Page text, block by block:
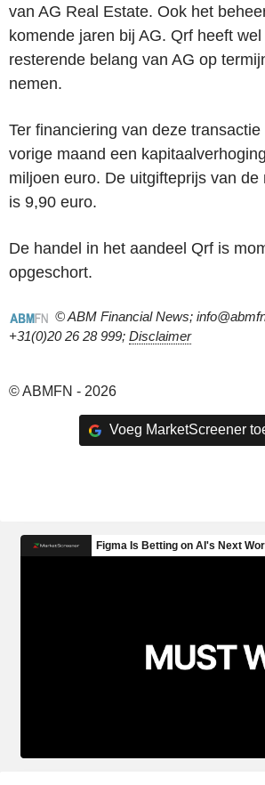
van AG Real Estate. Ook het
komende jaren bij AG. Qrf heeft
resterende belang van AG op
nemen.
Ter financiering van deze
vorige maand een
miljoen euro. De uitgifteprijs van de
is 9,90 euro.
De handel in het aandeel Qrf is
opgeschort.
© ABM Financial News;
+31(0)20 26 28 999; Disclaimer
© ABMFN - 2026
Voeg MarketScreener